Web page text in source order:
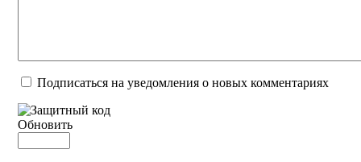
Подписаться на уведомления о новых комментариях
Обновить